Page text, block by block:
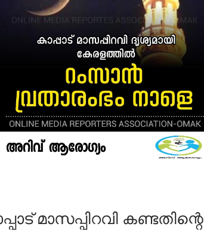
മാസപ്പിറവി കണ്ടതിന്റെ